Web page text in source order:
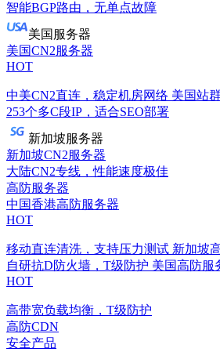
智能BGP路由，无单点故障
美国服务器
美国CN2服务器
HOT
中美CN2直连，稳定机房网络 美国站
253个多C段IP，适合SEO部署
新加坡服务器
新加坡CN2服务器
大陆CN2专线，性能速度极佳
高防服务器
中国香港高防服务器
HOT
移动直连清洗，支持压力测试 新加坡
自研抗D防火墙，T级防护 美国高防服
HOT
高带宽负载均衡，T级防护
高防CDN
安全产品